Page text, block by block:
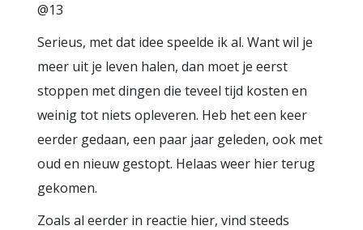
@13
Serieus, met dat idee speelde ik al. Want wil je
meer uit je leven halen, dan moet je eerst
stoppen met dingen die teveel tijd kosten en
weinig tot niets opleveren. Heb het een keer
eerder gedaan, een paar jaar geleden, ook met
oud en nieuw gestopt. Helaas weer hier terug
gekomen.
Zoals al eerder in reactie hier, vind steeds